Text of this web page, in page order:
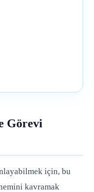
Görevi
için, bu
kavramak